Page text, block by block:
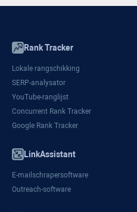
Rank Tracker
Lokale rangschikking
SERP-analysator
YouTube-ranglijst
Concurrent Rank Tracker
Google Rank Tracker
LinkAssistant
E-mailschrapersoftware
Outreach-software